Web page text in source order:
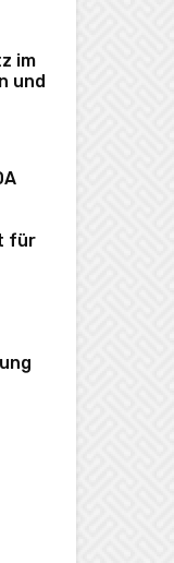
im
und
für